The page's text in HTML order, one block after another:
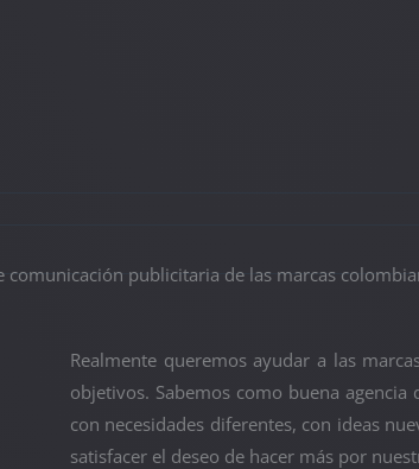
publicitaria de las marcas
Realmente queremos ayudar a las
objetivos. Sabemos como buena
con necesidades diferentes, con ideas
satisfacer el deseo de hacer más por